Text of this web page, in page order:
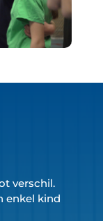
verschil.
enkel kind